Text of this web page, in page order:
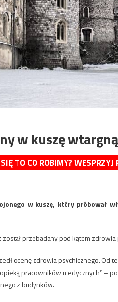
w kuszę
TO CO ROBIMY?
w kuszę, który próbował
został przebadany pod kątem
ocenę zdrowia psychicznego. Od
pracowników medycznych” –
z budynków.